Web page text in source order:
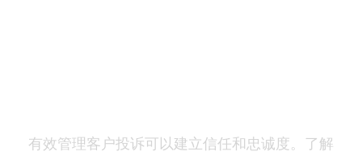
有效管理客户投诉可以建立信任和忠诚度。了解